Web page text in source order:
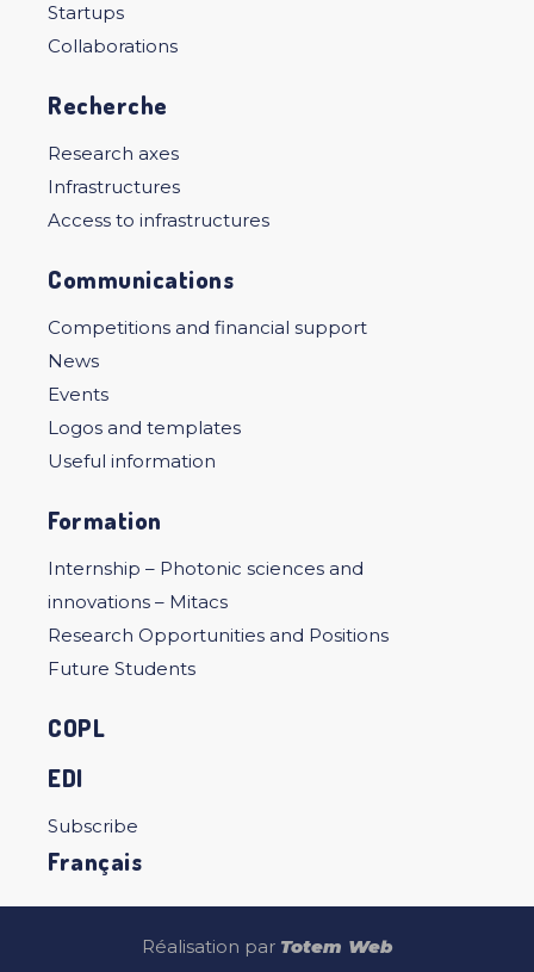
Startups
Collaborations
Recherche
Research axes
Infrastructures
Access to infrastructures
Communications
Competitions and financial support
News
Events
Logos and templates
Useful information
Formation
Internship – Photonic sciences and
innovations – Mitacs
Research Opportunities and Positions
Future Students
COPL
EDI
Subscribe
Français
Réalisation par Totem Web